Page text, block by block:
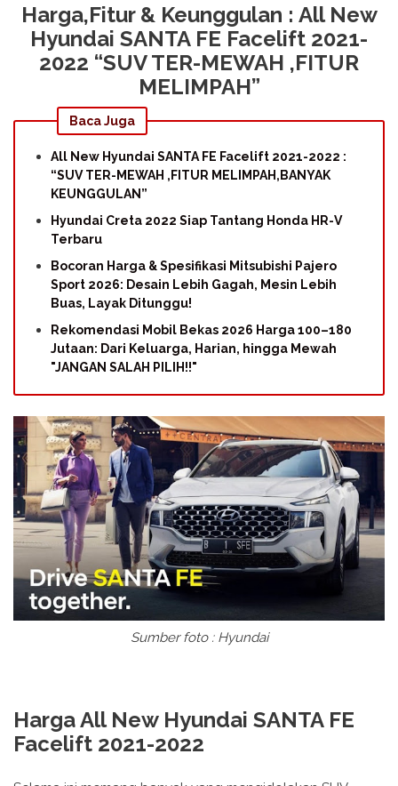
Harga,Fitur & Keunggulan : All New
Hyundai SANTA FE Facelift 2021-
2022 “SUV TER-MEWAH ,FITUR
MELIMPAH”
Baca Juga
All New Hyundai SANTA FE Facelift 2021-2022 :
“SUV TER-MEWAH ,FITUR MELIMPAH,BANYAK
KEUNGGULAN”
Hyundai Creta 2022 Siap Tantang Honda HR-V
Terbaru
Bocoran Harga & Spesifikasi Mitsubishi Pajero
Sport 2026: Desain Lebih Gagah, Mesin Lebih
Buas, Layak Ditunggu!
Rekomendasi Mobil Bekas 2026 Harga 100–180
Jutaan: Dari Keluarga, Harian, hingga Mewah
"JANGAN SALAH PILIH!!"
Sumber foto : Hyundai
Harga All New Hyundai SANTA FE
Facelift 2021-2022